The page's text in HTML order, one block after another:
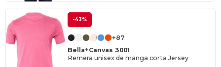
-43%
+87
Bella+Canvas 3001
Remera unisex de manga corta Jersey